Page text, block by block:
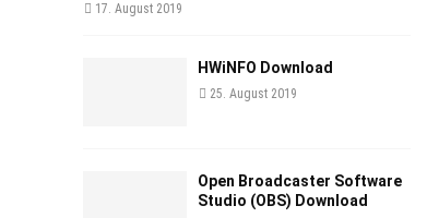
17. August 2019
HWiNFO Download
25. August 2019
Open Broadcaster Software
Studio (OBS) Download